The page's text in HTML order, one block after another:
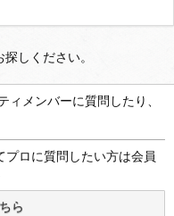
探しください。
メンバーに質問したり、
ロに質問したい方は会員